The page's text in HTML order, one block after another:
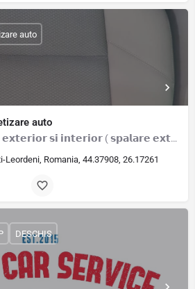
auto
𝗖𝗼𝘀𝗺𝗲𝘁𝗶𝘇𝗮𝗿𝗲 𝗮𝘂𝘁𝗼- 𝗲𝘅𝘁𝗲𝗿𝗶𝗼𝗿 𝘀𝗶 𝗶𝗻𝘁𝗲𝗿𝗶𝗼𝗿 ( 𝘀𝗽𝗮𝗹𝗮𝗿𝗲 𝗲𝘅𝘁𝗲𝗿𝗶𝗼𝗿, 𝗱𝗲𝗴𝗿𝗲𝘀𝗮𝗿𝗲, 𝗰𝗲𝗿𝗮𝗺𝗶𝘇𝗮𝗿𝗲/ 𝗰𝗲𝗿𝘂𝗶𝗿𝗲- 𝘀𝗽𝗮𝗹𝗮𝗿𝗲 𝗶𝗻𝘁𝗲𝗿𝗶𝗼𝗿:…
Leordeni, Romania, 44.37908, 26.17261
auto
DESCHIS